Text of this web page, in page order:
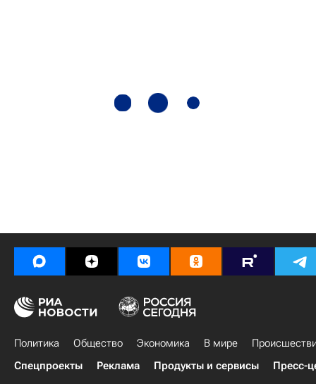
Политика Общество Экономика В мире
Спецпроекты
Реклама Продукты и сервисы Пресс-